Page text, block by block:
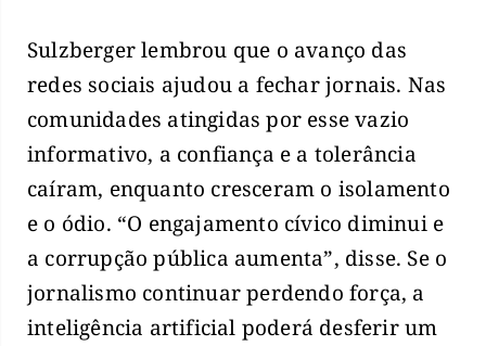
Sulzberger lembrou que o avanço das
redes sociais ajudou a fechar jornais. Nas
comunidades atingidas por esse vazio
informativo, a confiança e a tolerância
caíram, enquanto cresceram o isolamento
e o ódio. “O engajamento cívico diminui e
a corrupção pública aumenta”, disse. Se o
jornalismo continuar perdendo força, a
inteligência artificial poderá desferir um